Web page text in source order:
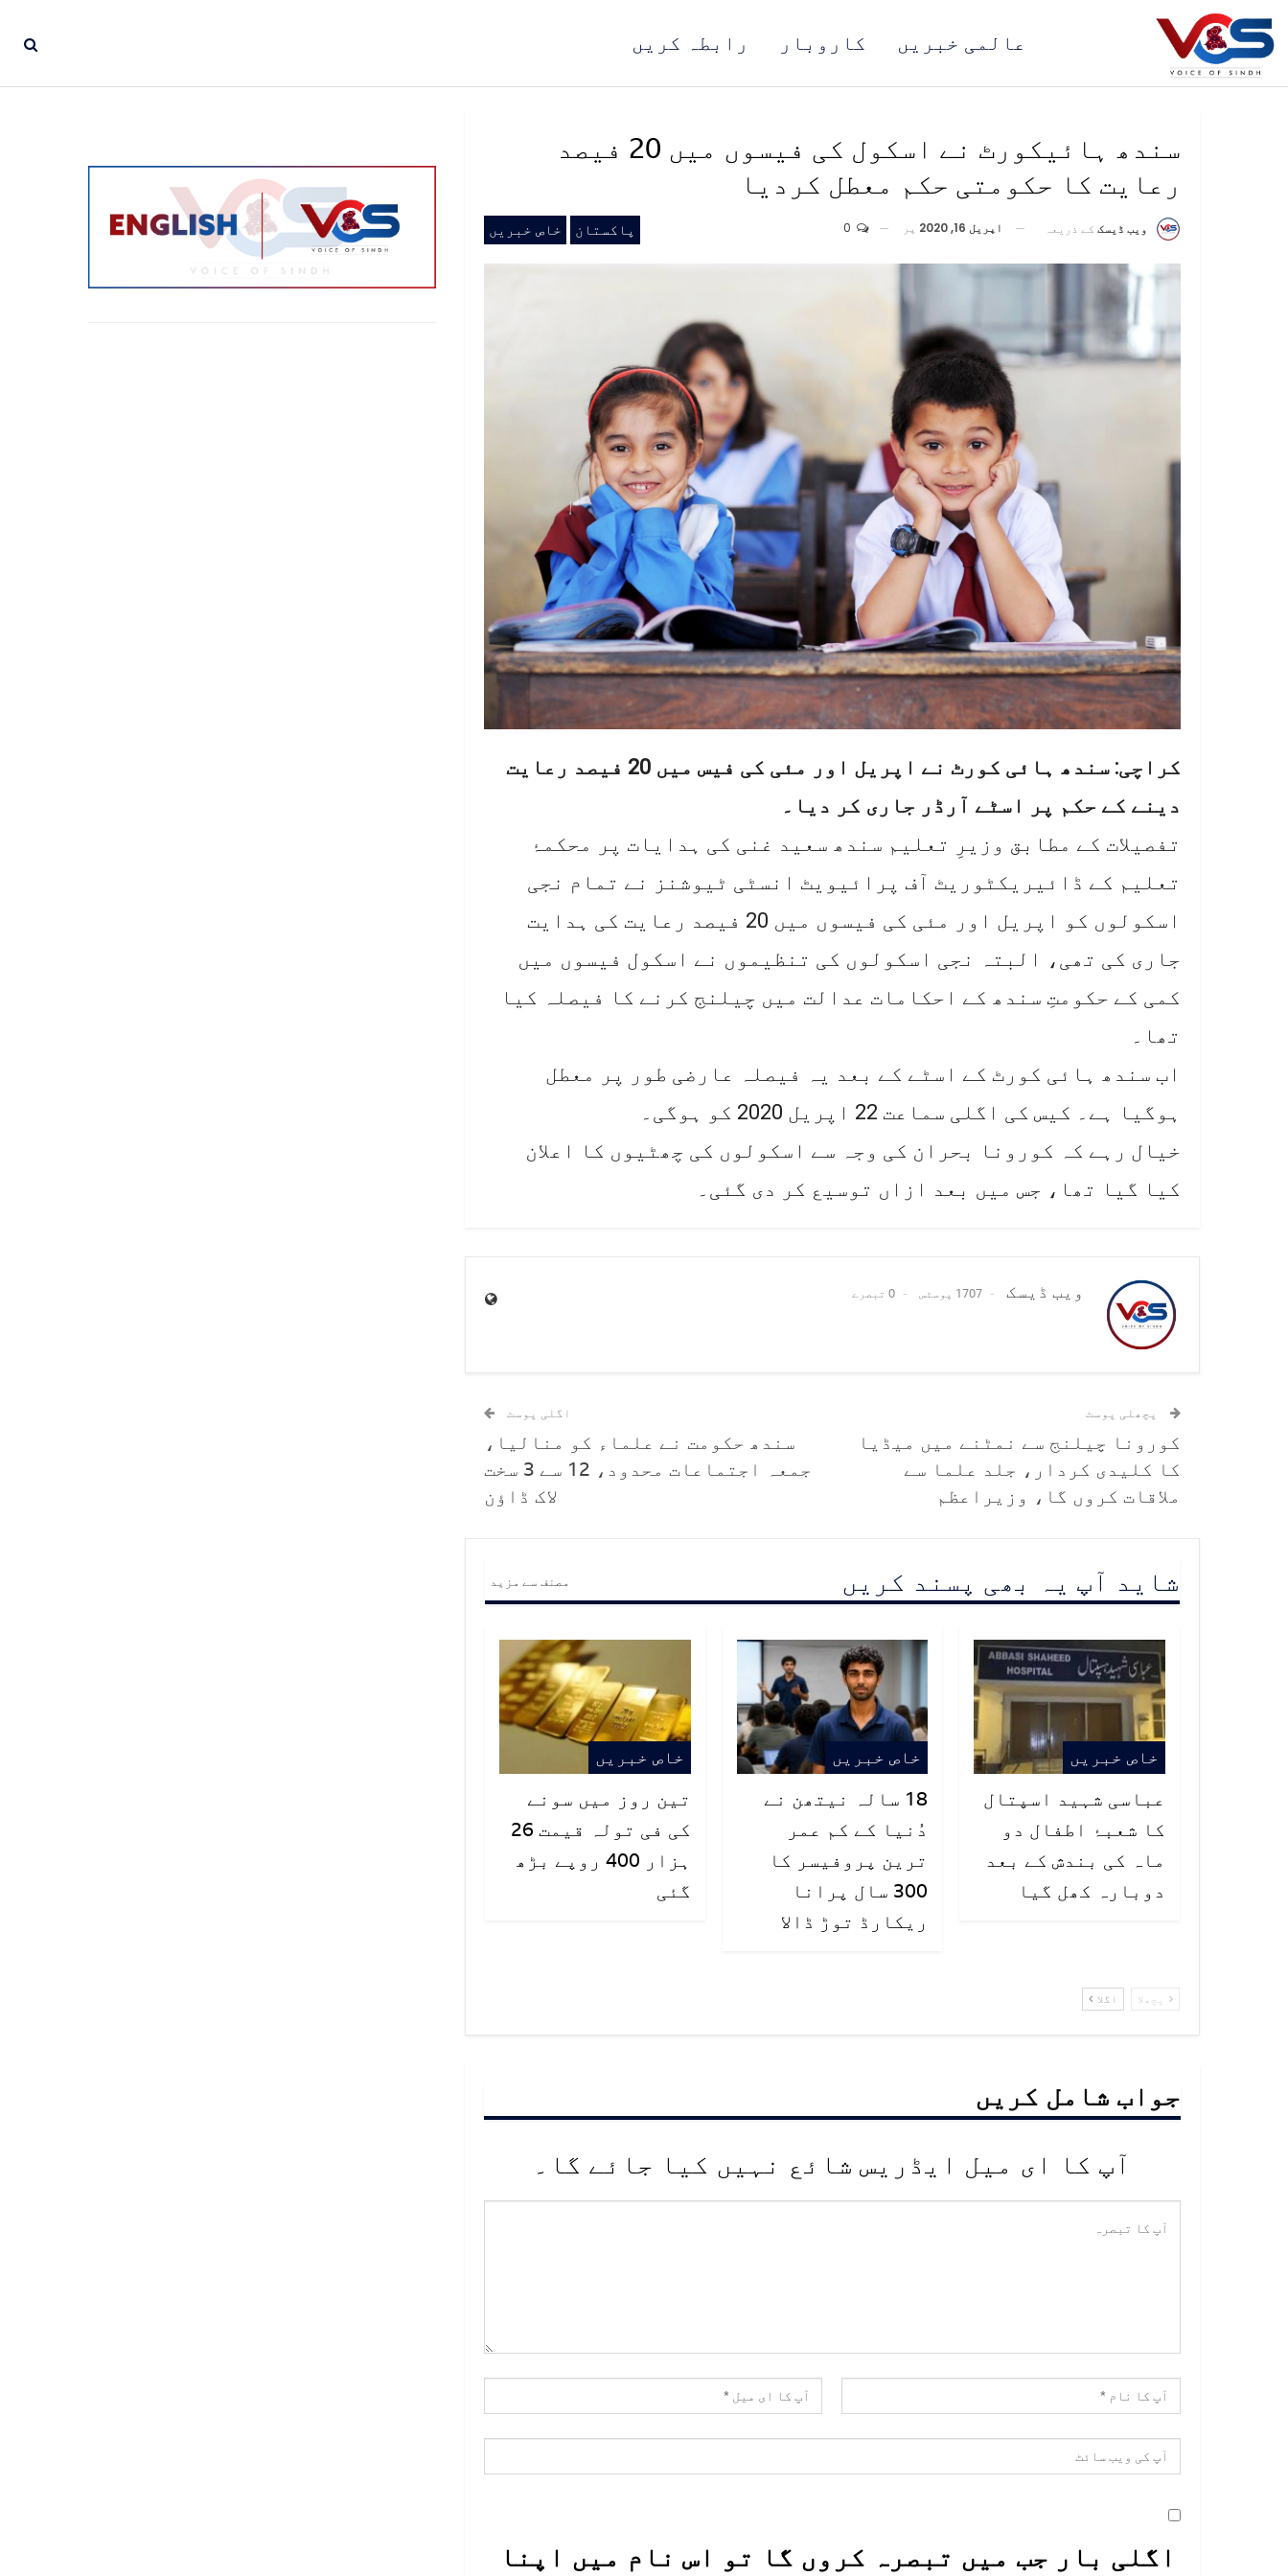
رابطہ کریں کاروبار عالمی خبریں
سندھ ہائیکورٹ نے اسکول کی فیسوں میں 20 فیصد
رعایت کا حکومتی حکم معطل کردیا
پاکستان خاص خبریں ویب ڈیسک کے ذریعہ اپریل 16, 2020 پر
کراچی: سندھ ہائی کورٹ نے اپریل اور مئی کی فیس میں 20 فیصد رعایت
دینے کے حکم پر اسٹے آرڈر جاری کر دیا۔
تفصیلات کے مطابق وزیرِ تعلیم سندھ سعید غنی کی ہدایات پر محکمۂ
تعلیم کے ڈائیریکٹوریٹ آف پرائیویٹ انسٹی ٹیوشنز نے تمام نجی
اسکولوں کو اپریل اور مئی کی فیسوں میں 20 فیصد رعایت کی ہدایت
جاری کی تھی، البتہ نجی اسکولوں کی تنظیموں نے اسکول فیسوں میں
کمی کے حکومتِ سندھ کے احکامات عدالت میں چیلنج کرنے کا فیصلہ کیا
تھا۔
اب سندھ ہائی کورٹ کے اسٹے کے بعد یہ فیصلہ عارضی طور پر معطل
ہوگیا ہے۔ کیس کی اگلی سماعت 22 اپریل 2020 کو ہوگی۔
خیال رہے کہ کورونا بحران کی وجہ سے اسکولوں کی چھٹیوں کا اعلان
کیا گیا تھا، جس میں بعد ازاں توسیع کر دی گئی۔
ویب ڈیسک 1707 پوسٹس 0 تبصرے
پچھلی پوسٹ
کورونا چیلنج سے نمٹنے میں میڈیا
کا کلیدی کردار، جلد علما سے
ملاقات کروں گا، وزیراعظم
اگلی پوسٹ
سندھ حکومت نے علماء کو منالیا،
جمعہ اجتماعات محدود، 12 سے 3 سخت
لاک ڈاؤن
شاید آپ یہ بھی پسند کریں مصنف سے مزید
خاص خبریں
عباسی شہید اسپتال
کا شعبۂ اطفال دو
ماہ کی بندش کے بعد
دوبارہ کھل گیا
خاص خبریں
18 سالہ نیتھن نے
دُنیا کے کم عمر
ترین پروفیسر کا
300 سال پرانا
ریکارڈ توڑ ڈالا
خاص خبریں
تین روز میں سونے
کی فی تولہ قیمت 26
ہزار 400 روپے بڑھ
گئی
پچھلا اگلا
جواب شامل کریں
آپ کا ای میل ایڈریس شائع نہیں کیا جائے گا۔
اگلی بار جب میں تبصرہ کروں گا تو اس نام میں اپنا